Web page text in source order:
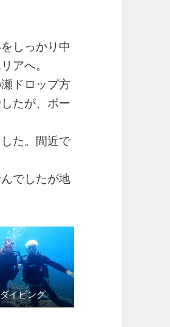
しっかり中
アへ。
ドロップ方
たが、ボー
た。間近で
でしたが地
イビング